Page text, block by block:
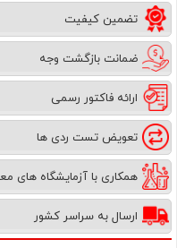
تضمین کیفیت
ضمانت بازگشت وجه
ارائه فاکتور رسمی
تعویض تست ردی ها
همکاری با آزمایشگاه های
ارسال به سراسر کشور